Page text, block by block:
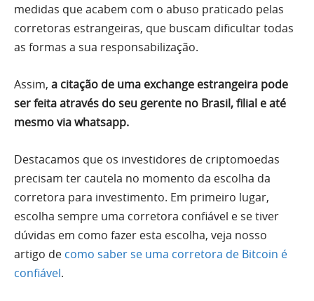
medidas que acabem com o abuso praticado pelas
corretoras estrangeiras, que buscam dificultar todas
as formas a sua responsabilização.
Assim, a citação de uma exchange estrangeira pode
ser feita através do seu gerente no Brasil, filial e até
mesmo via whatsapp.
Destacamos que os investidores de criptomoedas
precisam ter cautela no momento da escolha da
corretora para investimento. Em primeiro lugar,
escolha sempre uma corretora confiável e se tiver
dúvidas em como fazer esta escolha, veja nosso
artigo de como saber se uma corretora de Bitcoin é
confiável.